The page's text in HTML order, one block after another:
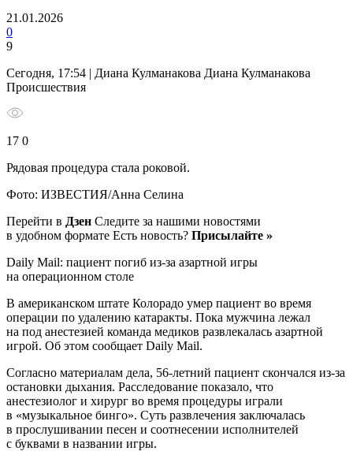
21.01.2026
0
9
Сегодня, 17:54 | Диана Кулманакова Диана Кулманакова
Происшествия
17 0
Рядовая процедура стала роковой.
Фото: ИЗВЕСТИЯ/Анна Селина
Перейти в Дзен Следите за нашими новостями
в удобном формате Есть новость? Присылайте »
Daily Mail: пациент погиб из-за азартной игры
на операционном столе
В американском штате Колорадо умер пациент во время
операции по удалению катаракты. Пока мужчина лежал
на под анестезией команда медиков развлекалась азартной
игрой. Об этом сообщает Daily Mail.
Согласно материалам дела, 56-летний пациент скончался из-за
остановки дыхания. Расследование показало, что
анестезиолог и хирург во время процедуры играли
в «музыкальное бинго». Суть развлечения заключалась
в прослушивании песен и соотнесении исполнителей
с буквами в названии игры.